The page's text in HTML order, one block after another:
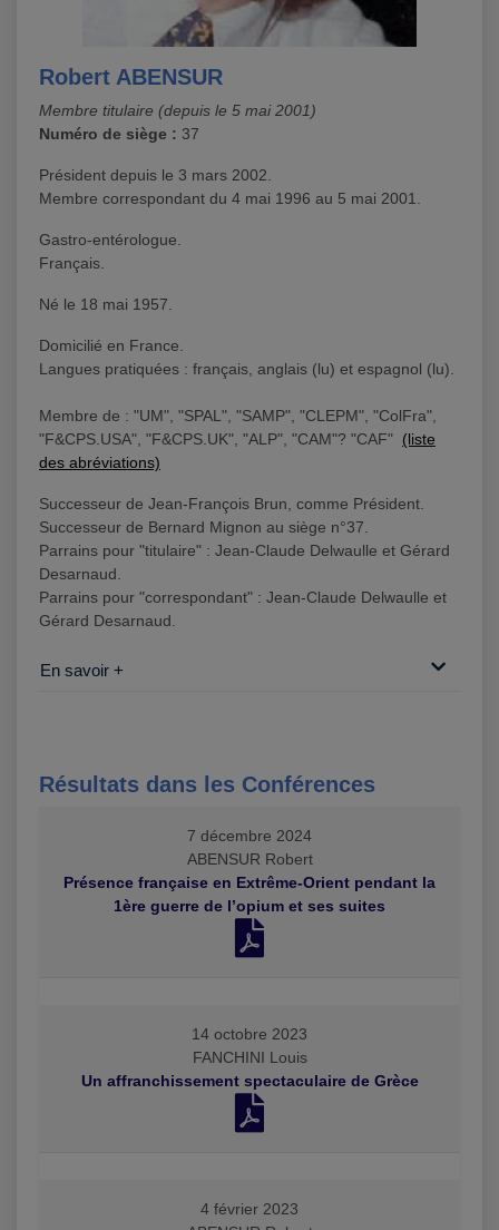
Robert ABENSUR
Membre titulaire (depuis le 5 mai 2001)
Numéro de siège : 37
Président depuis le 3 mars 2002.
Membre correspondant du 4 mai 1996 au 5 mai 2001.
Gastro-entérologue.
Français.
Né le 18 mai 1957.
Domicilié en France.
Langues pratiquées : français, anglais (lu) et espagnol (lu).
Membre de : "UM", "SPAL", "SAMP", "CLEPM", "ColFra",
"F&CPS.USA", "F&CPS.UK", "ALP", "CAM"? "CAF" (liste
des abréviations)
Successeur de Jean-François Brun, comme Président.
Successeur de Bernard Mignon au siège n°37.
Parrains pour "titulaire" : Jean-Claude Delwaulle et Gérard
Desarnaud.
Parrains pour "correspondant" : Jean-Claude Delwaulle et
Gérard Desarnaud.
En savoir +
Résultats dans les Conférences
7 décembre 2024
ABENSUR Robert
Présence française en Extrême-Orient pendant la
1ère guerre de l’opium et ses suites
14 octobre 2023
FANCHINI Louis
Un affranchissement spectaculaire de Grèce
4 février 2023